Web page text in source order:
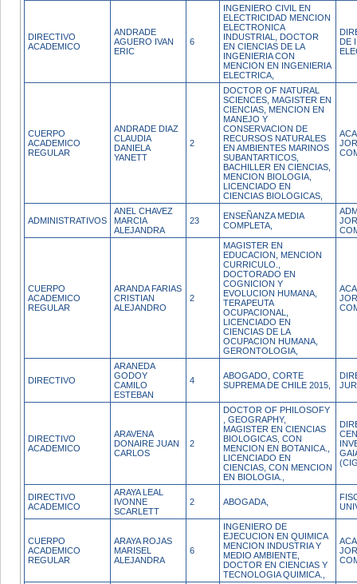
DIRECTIVO
ACADEMICO
ANDRADE
AGUERO IVAN
ERIC
6
INGENIERO CIVIL EN
ELECTRICIDAD MENCION
ELECTRONICA
INDUSTRIAL, DOCTOR
EN CIENCIAS DE LA
INGENIERIA CON
MENCION EN INGENIERIA
ELECTRICA,
DE
CUERPO
ACADEMICO
REGULAR
ANDRADE DIAZ
CLAUDIA
DANIELA
YANETT
2
DOCTOR OF NATURAL
SCIENCES, MAGISTER EN
CIENCIAS, MENCION EN
MANEJO Y
CONSERVACION DE
RECURSOS NATURALES
EN AMBIENTES MARINOS
SUBANTARTICOS,
BACHILLER EN CIENCIAS,
MENCION BIOLOGIA,
LICENCIADO EN
CIENCIAS BIOLOGICAS,
ADMINISTRATIVOS
ANEL CHAVEZ
MARCIA
ALEJANDRA
23
ENSEÑANZA MEDIA
COMPLETA,
CUERPO
ACADEMICO
REGULAR
ARANDA FARIAS
CRISTIAN
ALEJANDRO
2
MAGISTER EN
EDUCACION, MENCION
CURRICULO.,
DOCTORADO EN
COGNICION Y
EVOLUCION HUMANA,
TERAPEUTA
OCUPACIONAL,
LICENCIADO EN
CIENCIAS DE LA
OCUPACION HUMANA,
GERONTOLOGIA,
DIRECTIVO
ARANEDA
GODOY
CAMILO
ESTEBAN
4
ABOGADO, CORTE
SUPREMA DE CHILE 2015,
DIRECTIVO
ACADEMICO
ARAVENA
DONAIRE JUAN
CARLOS
2
DOCTOR OF PHILOSOFY
, GEOGRAPHY,
MAGISTER EN CIENCIAS
BIOLOGICAS, CON
MENCION EN BOTANICA.,
LICENCIADO EN
CIENCIAS, CON MENCION
EN BIOLOGIA.,
DIRECTIVO
ACADEMICO
ARAYA LEAL
IVONNE
SCARLETT
2 ABOGADA,
CUERPO
ACADEMICO
REGULAR
ARAYA ROJAS
MARISEL
ALEJANDRA
6
INGENIERO DE
EJECUCION EN QUIMICA
MENCION INDUSTRIA Y
MEDIO AMBIENTE,
DOCTOR EN CIENCIAS Y
TECNOLOGIA QUIMICA.,